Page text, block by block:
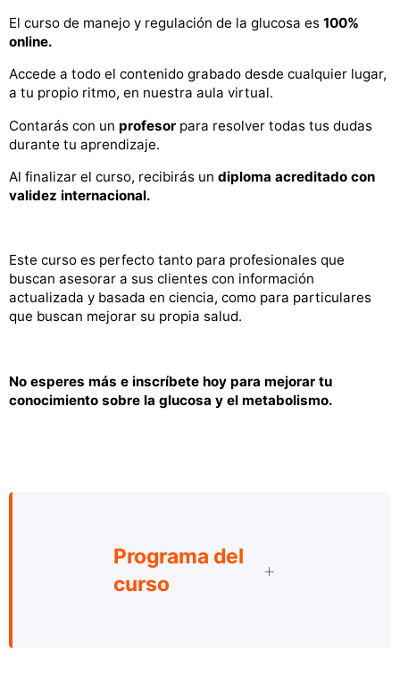
El curso de manejo y regulación de la glucosa es 100%
online.
Accede a todo el contenido grabado desde cualquier lugar,
a tu propio ritmo, en nuestra aula virtual.
Contarás con un profesor para resolver todas tus dudas
durante tu aprendizaje.
Al finalizar el curso, recibirás un diploma acreditado con
validez internacional.
Este curso es perfecto tanto para profesionales que
buscan asesorar a sus clientes con información
actualizada y basada en ciencia, como para particulares
que buscan mejorar su propia salud.
No esperes más e inscríbete hoy para mejorar tu
conocimiento sobre la glucosa y el metabolismo.
Programa del
curso